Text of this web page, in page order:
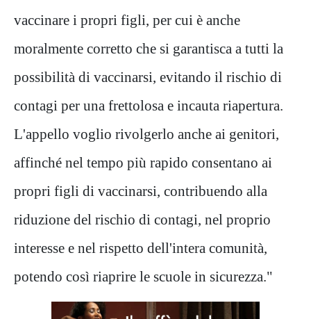
vaccinare i propri figli, per cui è anche
moralmente corretto che si garantisca a tutti la
possibilità di vaccinarsi, evitando il rischio di
contagi per una frettolosa e incauta riapertura.
L'appello voglio rivolgerlo anche ai genitori,
affinché nel tempo più rapido consentano ai
propri figli di vaccinarsi, contribuendo alla
riduzione del rischio di contagi, nel proprio
interesse e nel rispetto dell'intera comunità,
potendo così riaprire le scuole in sicurezza."